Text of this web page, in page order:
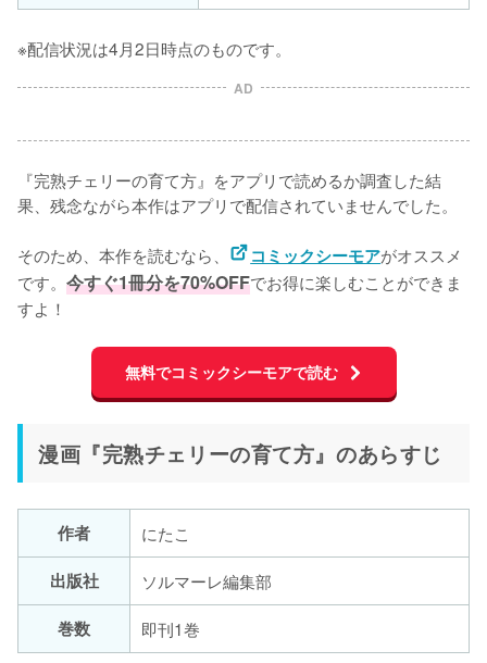
※配信状況は4月2日時点のものです。
AD
『完熟チェリーの育て方』をアプリで読めるか調査した結
果、残念ながら本作はアプリで配信されていませんでした。
そのため、本作を読むなら、 コミックシーモアがオススメ
です。 今すぐ1冊分を70%OFFでお得に楽しむことができま
すよ！
無料でコミックシーモアで読む
漫画『完熟チェリーの育て方』のあらすじ
作者
にたこ
出版社
ソルマーレ編集部
巻数
即刊1巻